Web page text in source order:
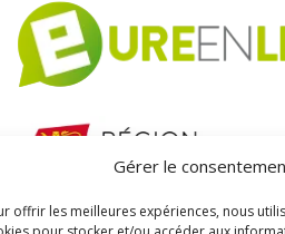
Gérer le
offrir les meilleures expériences, nous
ARCHIVES